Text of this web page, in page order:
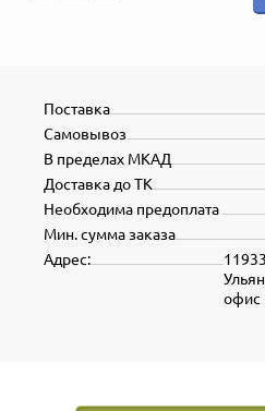
Поставка
Самовывоз
В пределах МКАД
Доставка до ТК
Необходима предоплата
Мин. сумма заказа
офис
Адрес: